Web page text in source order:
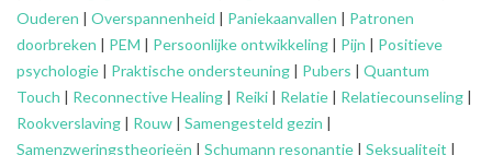
Ouderen | Overspannenheid | Paniekaanvallen | Patronen
doorbreken | PEM | Persoonlijke ontwikkeling | Pijn | Positieve
psychologie | Praktische ondersteuning | Pubers | Quantum
Touch | Reconnective Healing | Reiki | Relatie | Relatiecounseling |
Rookverslaving | Rouw | Samengesteld gezin |
Samenzweringstheorieën | Schumann resonantie | Seksualiteit |